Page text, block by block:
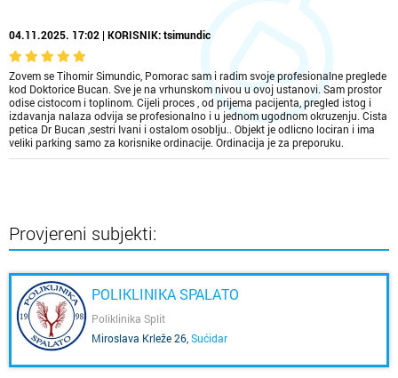
04.11.2025. 17:02 | KORISNIK: tsimundic
Zovem se Tihomir Simundic, Pomorac sam i radim svoje profesionalne preglede
kod Doktorice Bucan. Sve je na vrhunskom nivou u ovoj ustanovi. Sam prostor
odise cistocom i toplinom. Cijeli proces , od prijema pacijenta, pregled istog i
izdavanja nalaza odvija se profesionalno i u jednom ugodnom okruzenju. Cista
petica Dr Bucan ,sestri Ivani i ostalom osoblju.. Objekt je odlicno lociran i ima
veliki parking samo za korisnike ordinacije. Ordinacija je za preporuku.
Provjereni subjekti:
POLIKLINIKA SPALATO
Poliklinika Split
Miroslava Krleže 26 Sućidar